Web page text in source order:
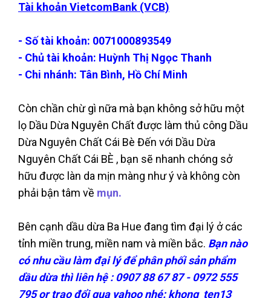
Tài khoản VietcomBank (VCB)
- Số tài khoản: 0071000893549
- Chủ tài khoản: Huỳnh Thị Ngọc Thanh
- Chi nhánh: Tân Bình, Hồ Chí Minh
Còn chần chừ gì nữa mà bạn không sở hữu một
lọ Dầu Dừa Nguyên Chất được làm thủ công Dầu
Dừa Nguyên Chất Cái Bè Đến với Dầu Dừa
Nguyên Chất Cái BÈ , bạn sẽ nhanh chóng sở
hữu được làn da mịn màng như ý và không còn
phải bận tâm về mụn.
Bên cạnh dầu dừa Ba Hue đang tìm đại lý ở các
tỉnh miền trung, miền nam và miền bắc. Bạn nào
có nhu cầu làm đại lý để phân phối sản phẩm
dầu dừa thì liên hệ : 0907 88 67 87 - 0972 555
795 or trao đổi qua yahoo nhé: khong_ten13